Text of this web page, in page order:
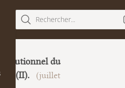
Rechercher...
du
(II).
(juillet